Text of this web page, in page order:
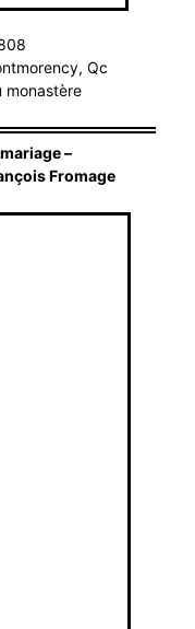
Qc
monastère
–
Fromage